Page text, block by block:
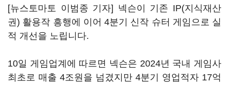
[뉴스토마토 이범종 기자] 넥슨이 기존 IP(지식재산
권) 활용작 흥행에 이어 4분기 신작 슈터 게임으로 실
적 개선을 노립니다.
10일 게임업계에 따르면 넥슨은 2024년 국내 게임사
최초로 매출 4조원을 넘겼지만 4분기 영업적자 17억